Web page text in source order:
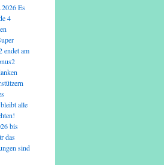
Es
4
endet am
alle
bis
das
sind